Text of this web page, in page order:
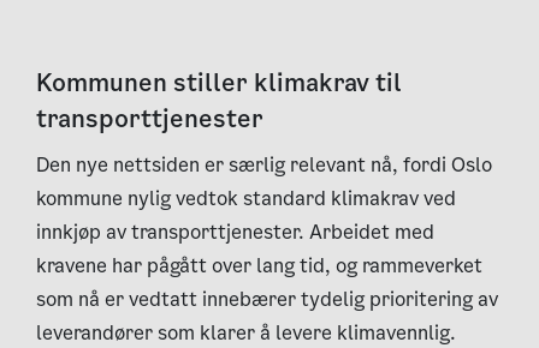
Kommunen stiller klimakrav til
transporttjenester
Den nye nettsiden er særlig relevant nå, fordi Oslo
kommune nylig vedtok standard klimakrav ved
innkjøp av transporttjenester. Arbeidet med
kravene har pågått over lang tid, og rammeverket
som nå er vedtatt innebærer tydelig prioritering av
leverandører som klarer å levere klimavennlig.